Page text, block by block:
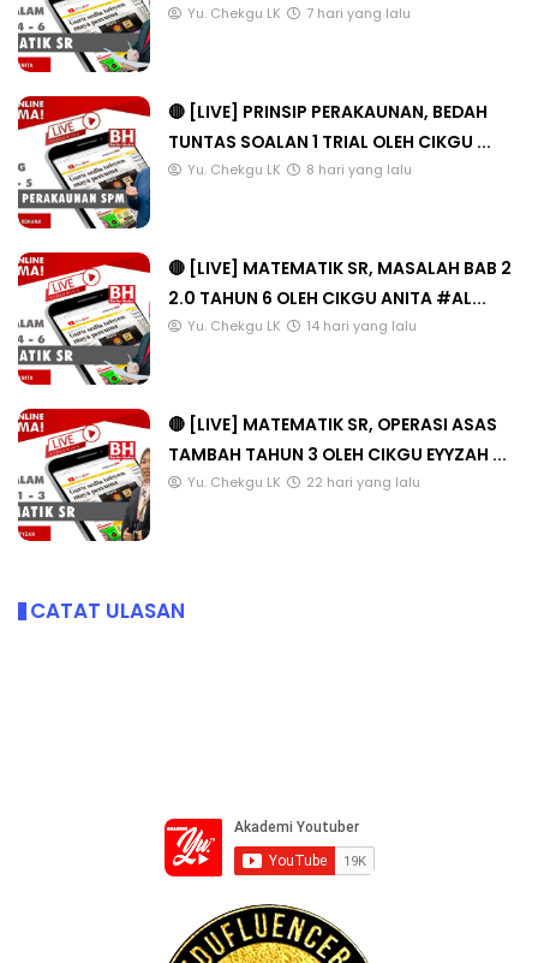
Yu. Chekgu LK 7 hari yang lalu
🔴 [LIVE] PRINSIP PERAKAUNAN, BEDAH
TUNTAS SOALAN 1 TRIAL OLEH CIKGU ...
Yu. Chekgu LK 8 hari yang lalu
🔴 [LIVE] MATEMATIK SR, MASALAH BAB 2
2.0 TAHUN 6 OLEH CIKGU ANITA #AL...
Yu. Chekgu LK 14 hari yang lalu
🔴 [LIVE] MATEMATIK SR, OPERASI ASAS
TAMBAH TAHUN 3 OLEH CIKGU EYYZAH ...
Yu. Chekgu LK 22 hari yang lalu
CATAT ULASAN